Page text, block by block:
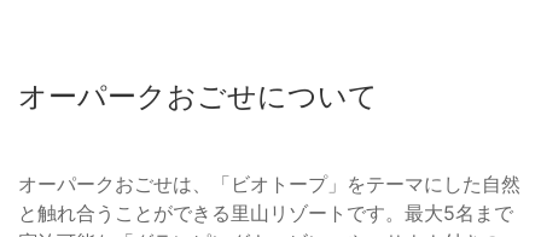
オーパークおごせについて
オーパークおごせは、「ビオトープ」をテーマにした自然
と触れ合うことができる里山リゾートです。最大5名まで